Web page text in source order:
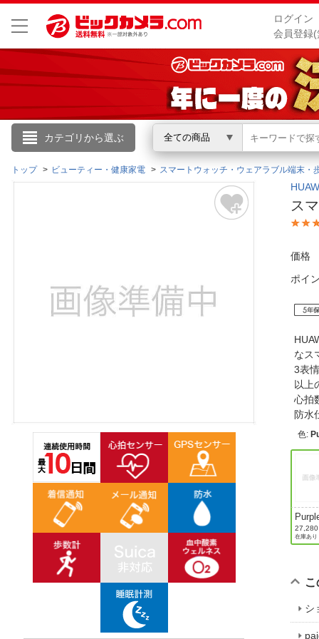
ログイン
会員登録
カテゴリから選ぶ 全ての商品
こんにちは
ログイン
閲覧履歴
トップ ビューティー・健康家電 スマートウォッチ・ウェアラブル端末・
ス
価格
ポイ
なス
3表
以上
心拍
防水
色:
在庫あり
シ